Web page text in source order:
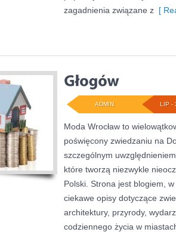
zagadnienia związane z [
LIP -
ADMIN
Moda Wrocław to
poświęcony zwiedzaniu na
szczególnym
które tworzą niezwykle
Polski. Strona jest blogiem,
ciekawe opisy dotyczące
architektury, przyrody,
codziennego życia w